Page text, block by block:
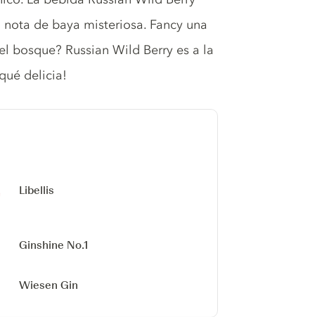
de baya misteriosa. Fancy una
bosque? Russian Wild Berry es a la
delicia!
Libellis
Ginshine No.1
Wiesen Gin